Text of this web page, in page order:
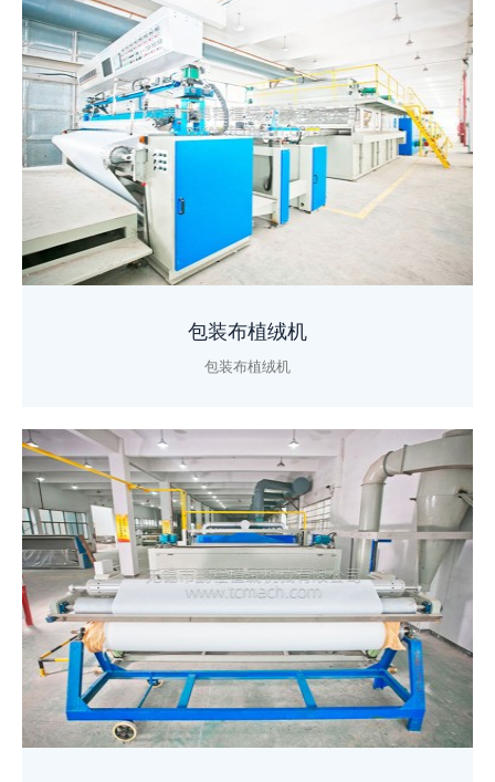
包装布植绒机
包装布植绒机